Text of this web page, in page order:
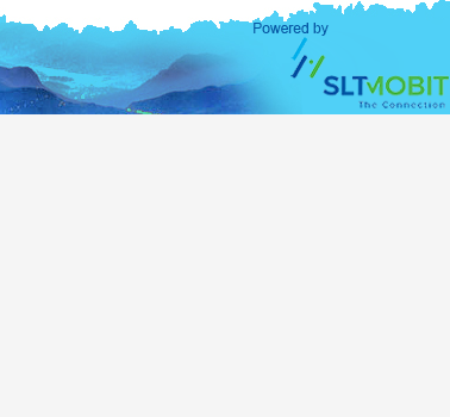
página para otro fin distinto al estipulado.
de Sri Lanka no acepta responsabilidad alguna por la integridad o exactitud